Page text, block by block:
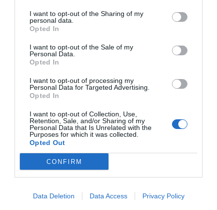
I want to opt-out of the Sharing of my
personal data.
Opted In
I want to opt-out of the Sale of my
Personal Data.
Opted In
I want to opt-out of processing my
Personal Data for Targeted Advertising.
Opted In
I want to opt-out of Collection, Use,
Retention, Sale, and/or Sharing of my
Personal Data that Is Unrelated with the
Purposes for which it was collected.
Opted Out
CONFIRM
Data Deletion Data Access Privacy Policy
2Playbook Club
¡Haz click aquí y accede sin límites a contenidos